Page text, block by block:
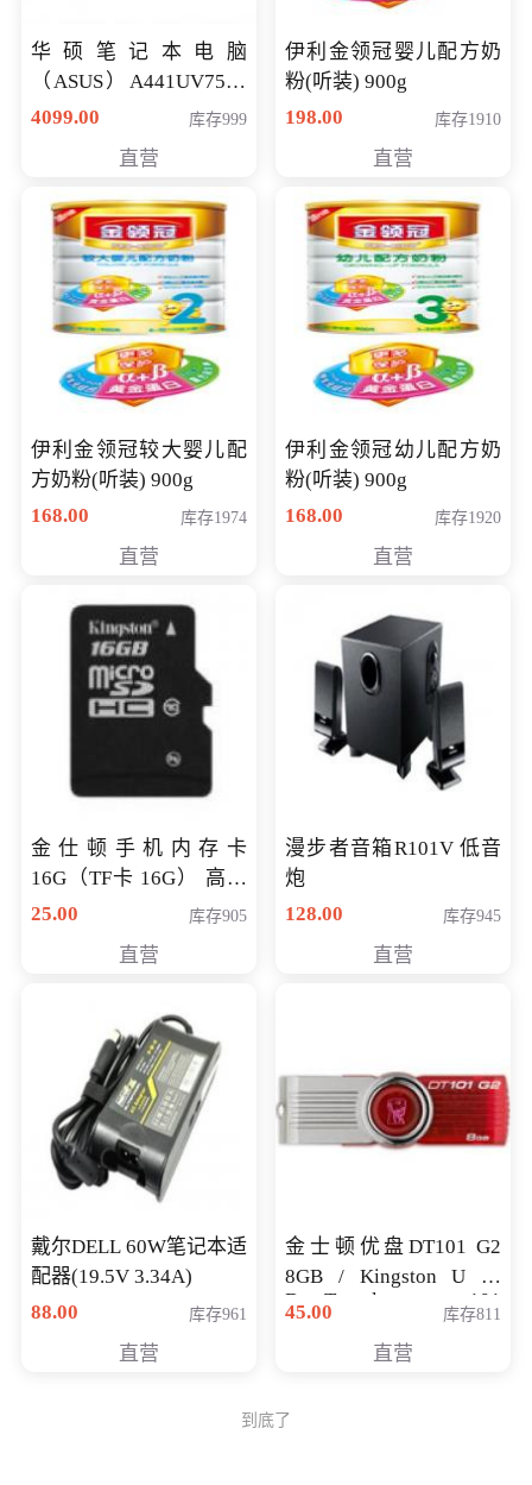
华硕笔记本电脑
（ASUS）A441UV7500
顽石（7代i7-7500U 4G
4099.00 库存999
直营
伊利金领冠婴儿配方奶
粉(听装) 900g
198.00
库存1910
直营
伊利金领冠较大婴儿配
方奶粉(听装) 900g
168.00
库存1974
直营
伊利金领冠幼儿配方奶
粉(听装) 900g
168.00
库存1920
直营
金仕顿手机内存卡
16G（TF卡 16G） 高速
卡 CLASS 10
25.00 库存905
直营
漫步者音箱R101V 低音
炮
128.00
库存945
直营
戴尔DELL 60W笔记本适
配器(19.5V 3.34A)
88.00
库存961
直营
金士顿优盘DT101 G2
8GB / Kingston U 盘
DataTraveler 101
Generati
45.00 库存811
直营
到底了